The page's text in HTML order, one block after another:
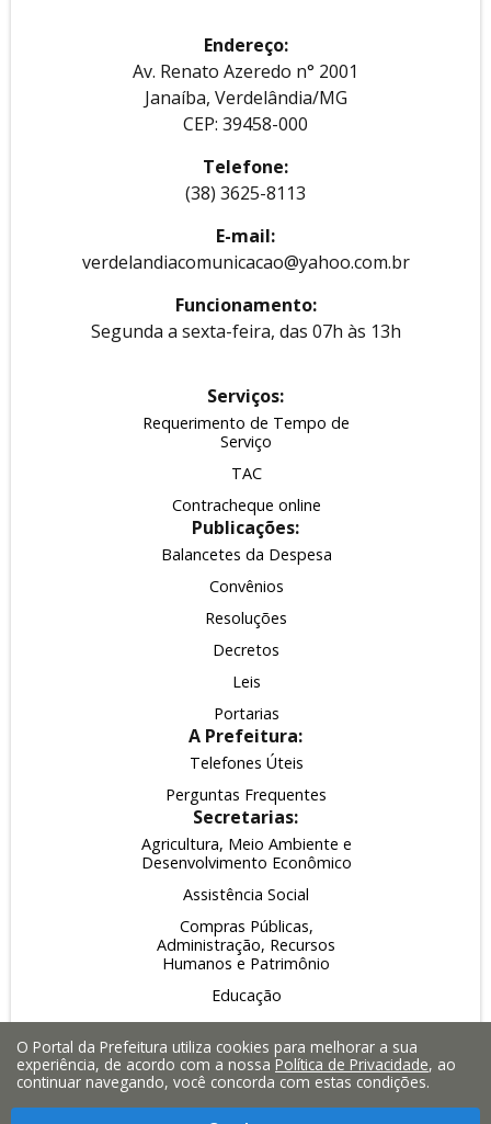
Endereço:
Av. Renato Azeredo n° 2001
Janaíba, Verdelândia/MG
CEP: 39458-000
Telefone:
(38) 3625-8113
E-mail:
verdelandiacomunicacao@yahoo.com.br
Funcionamento:
Segunda a sexta-feira, das 07h às 13h
Serviços:
Requerimento de Tempo de
Serviço
TAC
Contracheque online
Publicações:
Balancetes da Despesa
Convênios
Resoluções
Decretos
Leis
Portarias
A Prefeitura:
Telefones Úteis
Perguntas Frequentes
Secretarias:
Agricultura, Meio Ambiente e
Desenvolvimento Econômico
Assistência Social
Compras Públicas,
Administração, Recursos
Humanos e Patrimônio
Educação
Esporte, Lazer e Turismo
Fazenda, Planejamento e
Finanças
Obras, Serviços Públicos e
O Portal da Prefeitura utiliza cookies para melhorar a sua
experiência, de acordo com a nossa Política de Privacidade, ao
continuar navegando, você concorda com estas condições.